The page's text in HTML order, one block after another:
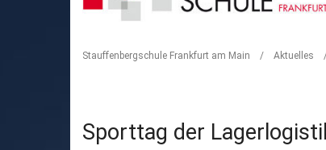
Stauffenbergschule Frankfurt am Main / Aktuelles
Sporttag der